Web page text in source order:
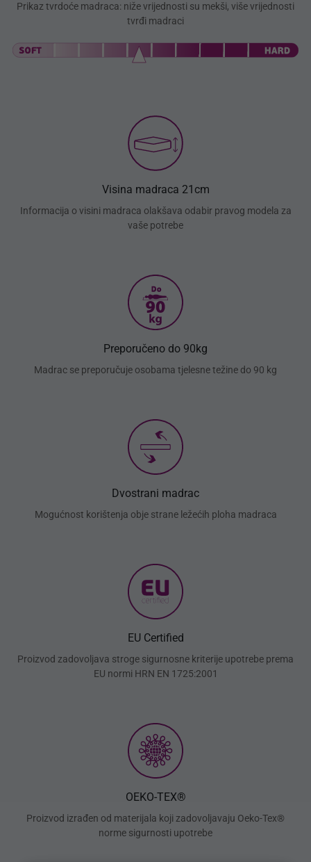
Prikaz tvrdoće madraca: niže vrijednosti su mekši, više vrijednosti
tvrđi madraci
Visina madraca 21cm
Informacija o visini madraca olakšava odabir pravog modela za
vaše potrebe
Preporučeno do 90kg
Madrac se preporučuje osobama tjelesne težine do 90 kg
Dvostrani madrac
Mogućnost korištenja obje strane ležećih ploha madraca
EU Certified
Proizvod zadovoljava stroge sigurnosne kriterije upotrebe prema
EU normi HRN EN 1725:2001
OEKO-TEX®
Proizvod izrađen od materijala koji zadovoljavaju Oeko-Tex®
norme sigurnosti upotrebe